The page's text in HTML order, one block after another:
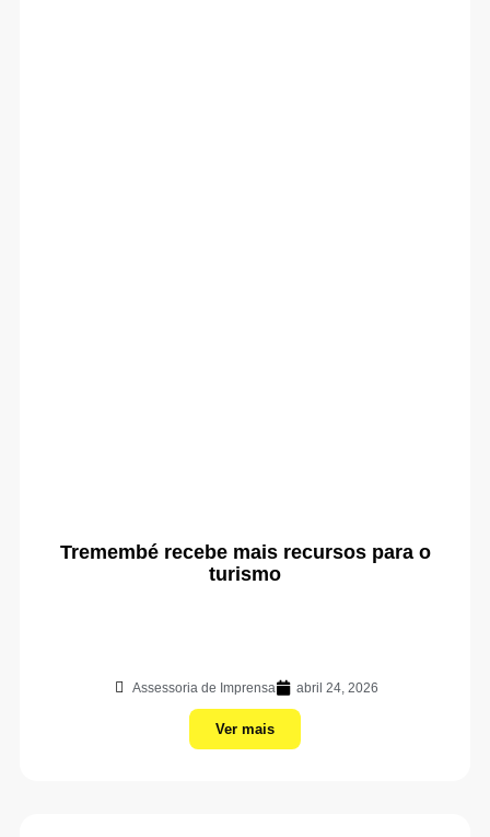
Tremembé recebe mais recursos para o
turismo
Assessoria de Imprensa abril 24, 2026
Ver mais